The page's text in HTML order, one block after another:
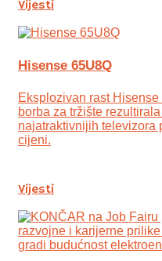
Vijesti
Hisense 65U8Q
Eksplozivan rast
borba za tržište
najatraktivnijih televizora
cijeni.
Vijesti